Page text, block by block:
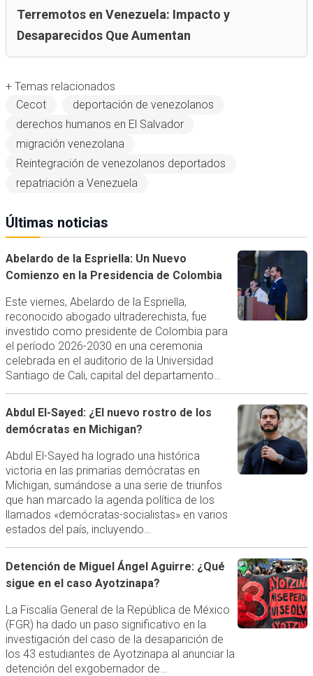
Terremotos en Venezuela: Impacto y
Desaparecidos Que Aumentan
+ Temas relacionados
Cecot
deportación de venezolanos
derechos humanos en El Salvador
migración venezolana
Reintegración de venezolanos deportados
repatriación a Venezuela
Últimas noticias
Abelardo de la Espriella: Un Nuevo
Comienzo en la Presidencia de Colombia
Este viernes, Abelardo de la Espriella,
reconocido abogado ultraderechista, fue
investido como presidente de Colombia para
el período 2026-2030 en una ceremonia
celebrada en el auditorio de la Universidad
Santiago de Cali, capital del departamento…
Abdul El-Sayed: ¿El nuevo rostro de los
demócratas en Michigan?
Abdul El-Sayed ha logrado una histórica
victoria en las primarias demócratas en
Michigan, sumándose a una serie de triunfos
que han marcado la agenda política de los
llamados «demócratas-socialistas» en varios
estados del país, incluyendo…
Detención de Miguel Ángel Aguirre: ¿Qué
sigue en el caso Ayotzinapa?
La Fiscalía General de la República de México
(FGR) ha dado un paso significativo en la
investigación del caso de la desaparición de
los 43 estudiantes de Ayotzinapa al anunciar la
detención del exgobernador de…